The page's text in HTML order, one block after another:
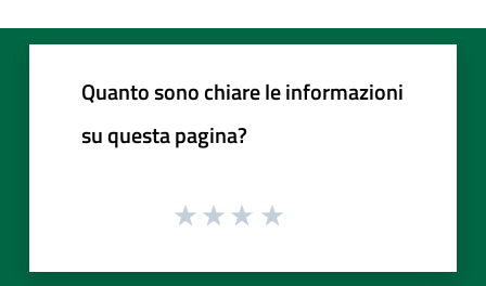
Quanto sono chiare le informazioni
su questa pagina?